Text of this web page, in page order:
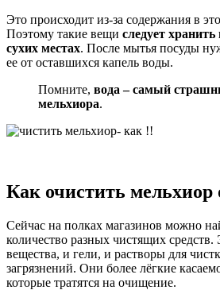
Это происходит из-за содержания в
Поэтому такие вещи следует
сухих местах. После мытья посуды
ее от оставшихся капель воды.
Помните, вода – самый
мельхиора.
Как очистить мельхиор
Сейчас на полках магазинов можно
количество разных чистящих
вещества, и гели, и растворы для
загрязнений. Они более лёгкие
которые тратятся на очищение.